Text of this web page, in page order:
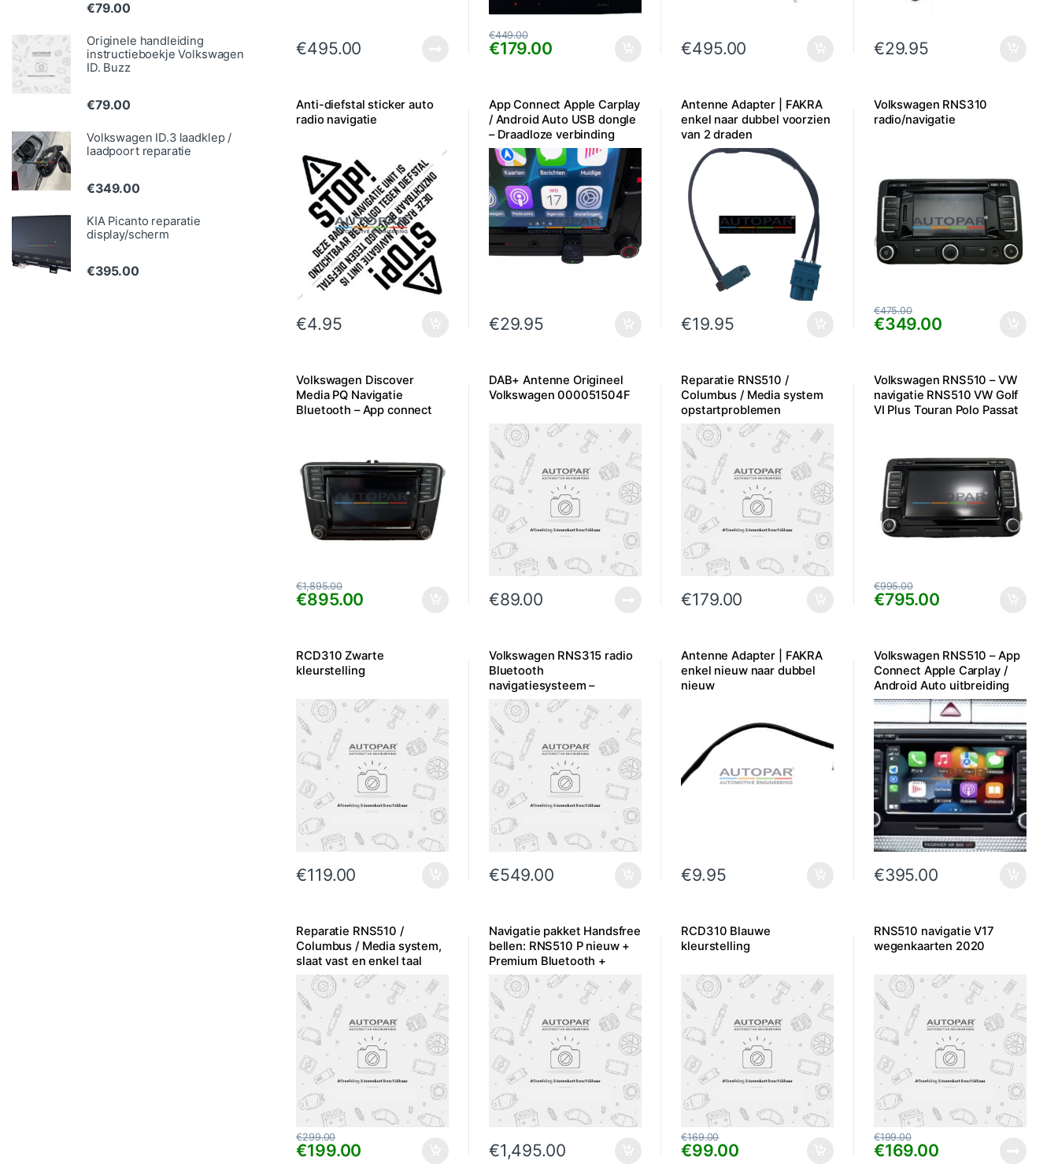
€495.00 €179.00
€449.00
€495.00 €29.95
Anti-diefstal sticker auto
radio navigatie
€4.95
App Connect Apple Carplay
/ Android Auto USB dongle
– Draadloze verbinding
Bluetooth
€29.95
Antenne Adapter | FAKRA
enkel naar dubbel voorzien
van 2 draden
€19.95
Volkswagen RNS310
radio/navigatie
€349.00
€475.00
Volkswagen Discover
Media PQ Navigatie
Bluetooth – App connect
€895.00
€1,895.00
DAB+ Antenne Origineel
Volkswagen 000051504F
€89.00
Reparatie RNS510 /
Columbus / Media system
opstartproblemen
€179.00
Volkswagen RNS510 – VW
navigatie RNS510 VW Golf
VI Plus Touran Polo Passat
€795.00
€995.00
RCD310 Zwarte
kleurstelling
€119.00
Volkswagen RNS315 radio
Bluetooth
navigatiesysteem –
Gebruikt
€549.00
Antenne Adapter | FAKRA
enkel nieuw naar dubbel
nieuw
€9.95
Volkswagen RNS510 – App
Connect Apple Carplay /
Android Auto uitbreiding
€395.00
Reparatie RNS510 /
Columbus / Media system,
slaat vast en enkel taal
Duits
€199.00
€299.00
Navigatie pakket Handsfree
bellen: RNS510 P nieuw +
Premium Bluetooth +
Inbouw
€1,495.00
RCD310 Blauwe
kleurstelling
€99.00
€169.00
RNS510 navigatie V17
wegenkaarten 2020
€169.00
€199.00
€79.00
Originele handleiding
instructieboekje Volkswagen
ID. Buzz
€79.00
Volkswagen ID.3 laadklep /
laadpoort reparatie
€349.00
KIA Picanto reparatie
display/scherm
€395.00